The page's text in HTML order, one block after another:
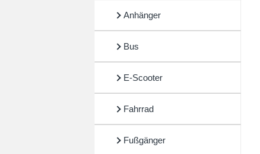
Anhänger
Bus
E-Scooter
Fahrrad
Fußgänger